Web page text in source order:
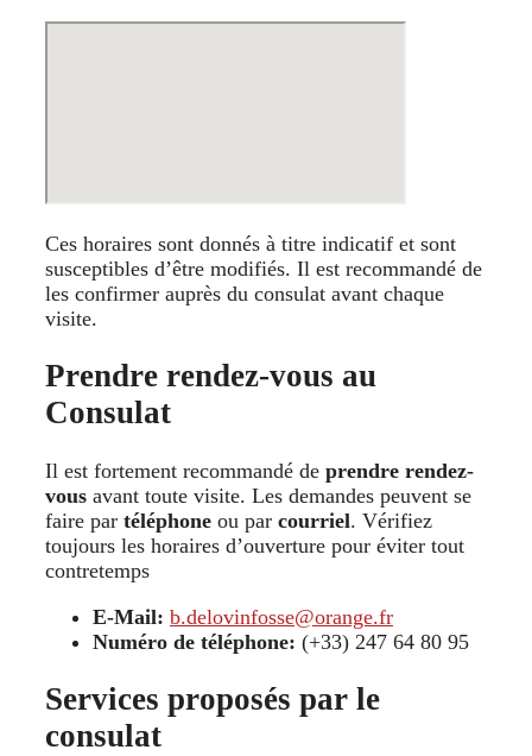
Ces horaires sont donnés à titre indicatif et sont
susceptibles d’être modifiés. Il est recommandé de
les confirmer auprès du consulat avant chaque
visite.
Prendre rendez-vous au
Consulat
Il est fortement recommandé de prendre rendez-
vous avant toute visite. Les demandes peuvent se
faire par téléphone ou par courriel. Vérifiez
toujours les horaires d’ouverture pour éviter tout
contretemps
E-Mail: b.delovinfosse@orange.fr
Numéro de téléphone: (+33) 247 64 80 95
Services proposés par le
consulat